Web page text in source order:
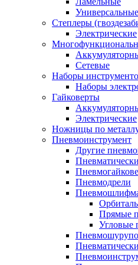
Универсальные
Степлеры
Электрические
Сетевые
Наборы
Наборы
Гайковерты
Электрические
Ножницы по
Пневмоинструмент
Другие
Пневмодрели
Прямые